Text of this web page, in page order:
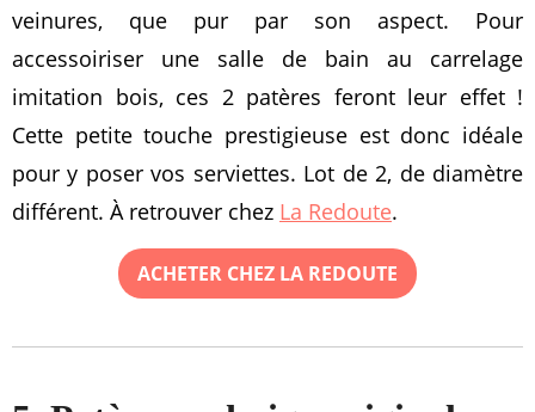
veinures, que pur par son aspect. Pour
accessoiriser une salle de bain au carrelage
imitation bois, ces 2 patères feront leur effet !
Cette petite touche prestigieuse est donc idéale
pour y poser vos serviettes. Lot de 2, de diamètre
différent. À retrouver chez La Redoute.
ACHETER CHEZ LA REDOUTE